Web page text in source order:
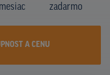
zadarmo
A CENU